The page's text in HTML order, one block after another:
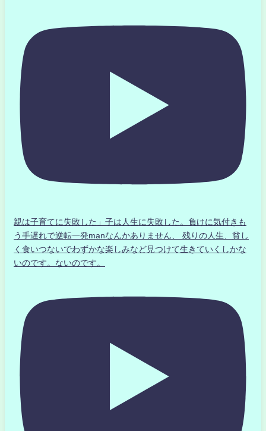
親は子育てに失敗した」子は人生に失敗した。負けに気付きも
う手遅れで逆転一発manなんかありません、 残りの人生、貧し
く食いつないでわずかな楽しみなど見つけて生きていくしかな
いのです。ないのです。